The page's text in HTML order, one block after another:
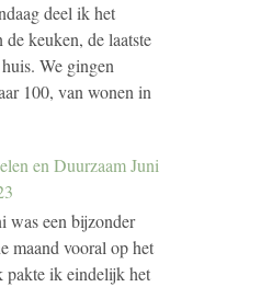
deel ik het
de keuken, de laatste
We gingen
100, van wonen in
en Duurzaam Juni
was een bijzonder
maand vooral op het
pakte ik eindelijk het